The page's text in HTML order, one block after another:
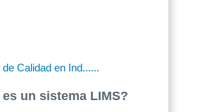
Calidad en Ind......
es un sistema LIMS?